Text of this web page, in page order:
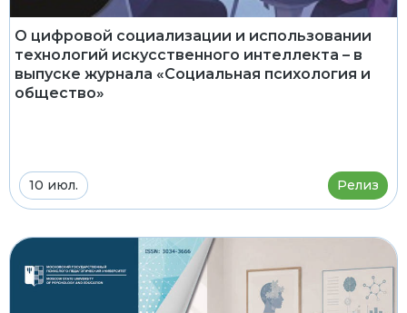
О цифровой социализации и использовании
технологий искусственного интеллекта – в
выпуске журнала «Социальная психология и
общество»
10 июл. Релиз